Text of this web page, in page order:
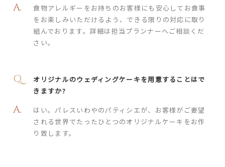
食物アレルギーをお持ちのお客様にも安心してお食事
をお楽しみいただけるよう、できる限りの対応に取り
組んでおります。詳細は担当プランナーへご相談くだ
さい。
オリジナルのウェディングケーキを用意することはで
きますか?
はい。パレスいわやのパティシエが、お客様がご要望
される世界でたったひとつのオリジナルケーキをお作
り致します。